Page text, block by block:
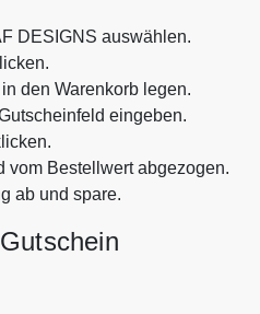
DESIGNS auswählen.
den Warenkorb legen.
eingeben.
vom Bestellwert abgezogen.
ab und spare.